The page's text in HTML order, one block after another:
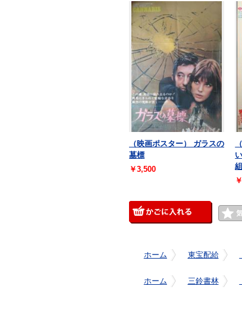
（映画ポスター） ガラスの
墓標
￥3,500
組
ホーム 東宝配給
ホーム 三鈴書林